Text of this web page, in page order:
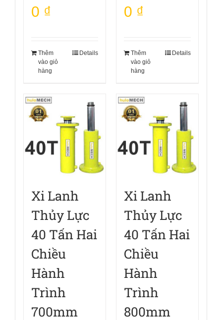
0 ₫
Thêm
vào giỏ
hàng
Details
0 ₫
Thêm
vào giỏ
hàng
Details
Xi Lanh
Thủy Lực
40 Tấn Hai
Chiều
Hành
Trình
700mm
Xi Lanh
Thủy Lực
40 Tấn Hai
Chiều
Hành
Trình
800mm